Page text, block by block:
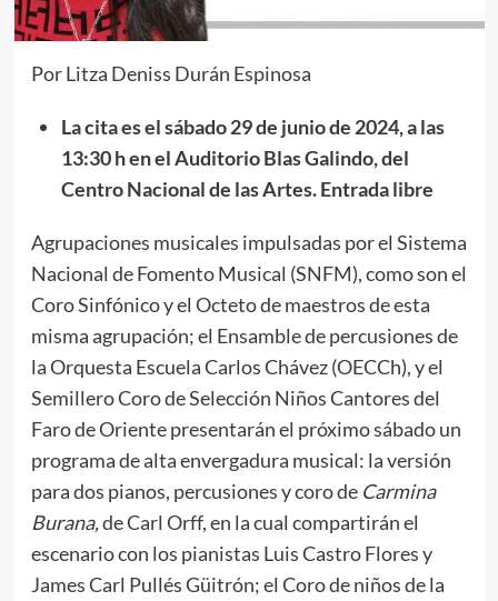
Por Litza Deniss Durán Espinosa
La cita es el sábado 29 de junio de 2024, a las
13:30 h en el Auditorio Blas Galindo, del
Centro Nacional de las Artes. Entrada libre
Agrupaciones musicales impulsadas por el Sistema
Nacional de Fomento Musical (SNFM), como son el
Coro Sinfónico y el Octeto de maestros de esta
misma agrupación; el Ensamble de percusiones de
la Orquesta Escuela Carlos Chávez (OECCh), y el
Semillero Coro de Selección Niños Cantores del
Faro de Oriente presentarán el próximo sábado un
programa de alta envergadura musical: la versión
para dos pianos, percusiones y coro de Carmina
Burana,de Carl Orff, en la cual compartirán el
escenario con los pianistas Luis Castro Flores y
James Carl Pullés Güitrón; el Coro de niños de la